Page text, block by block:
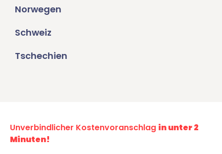
Norwegen
Schweiz
Tschechien
Unverbindlicher Kostenvoranschlag in unter 2
Minuten!